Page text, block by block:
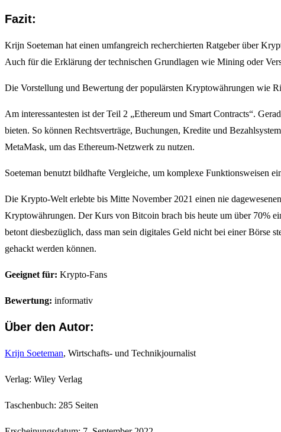
Fazit:
Krijn Soeteman hat einen umfangreich recherchierten Ratgeber über
Auch für die Erklärung der technischen Grundlagen wie Mining oder
Die Vorstellung und Bewertung der populärsten Kryptowährungen wie
Am interessantesten ist der Teil 2 „Ethereum und Smart Contracts“.
bieten. So können Rechtsverträge, Buchungen, Kredite und
MetaMask, um das Ethereum-Netzwerk zu nutzen.
Soeteman benutzt bildhafte Vergleiche, um komplexe Funktionsweisen
Die Krypto-Welt erlebte bis Mitte November 2021 einen nie
Kryptowährungen. Der Kurs von Bitcoin brach bis heute um über 70%
betont diesbezüglich, dass man sein digitales Geld nicht bei einer Börse
gehackt werden können.
Geeignet für: Krypto-Fans
Bewertung: informativ
Über den Autor:
Krijn Soeteman, Wirtschafts- und Technikjournalist
Verlag: Wiley Verlag
Taschenbuch: 285 Seiten